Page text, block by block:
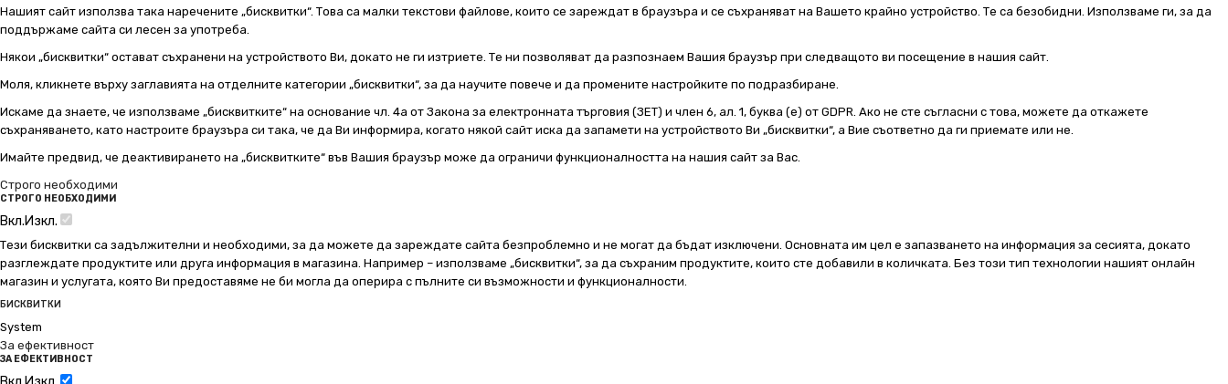
Нашият сайт използва така наречените „бисквитки“. Това са малки текстови файлове, които се зареждат в браузъра и се съхраняват на Вашето крайно устройство. Те са безобидни. Използваме ги, за да
поддържаме сайта си лесен за употреба.
Някои „бисквитки“ остават съхранени на устройството Ви, докато не ги изтриете. Те ни позволяват да разпознаем Вашия браузър при следващото ви посещение в нашия сайт.
Моля, кликнете върху заглавията на отделните категории „бисквитки“, за да научите повече и да промените настройките по подразбиране.
Искаме да знаете, че използваме „бисквитките“ на основание чл. 4а от Закона за електронната търговия (ЗЕТ) и член 6, ал. 1, буква (е) от GDPR. Ако не сте съгласни с това, можете да откажете
съхраняването, като настроите браузъра си така, че да Ви информира, когато някой сайт иска да запамети на устройството Ви „бисквитки“, а Вие съответно да ги приемате или не.
Имайте предвид, че деактивирането на „бисквитките“ във Вашия браузър може да ограничи функционалността на нашия сайт за Вас.
Строго необходими
СТРОГО НЕОБХОДИМИ
Вкл.Изкл.
Тези бисквитки са задължителни и необходими, за да можете да зареждате сайта безпроблемно и не могат да бъдат изключени. Основната им цел е запазването на информация за сесията, докато
разглеждате продуктите или друга информация в магазина. Например – използваме „бисквитки“, за да съхраним продуктите, които сте добавили в количката. Без този тип технологии нашият онлайн
магазин и услугата, която Ви предоставяме не би могла да оперира с пълните си възможности и функционалности.
БИСКВИТКИ
System
За ефективност
ЗА ЕФЕКТИВНОСТ